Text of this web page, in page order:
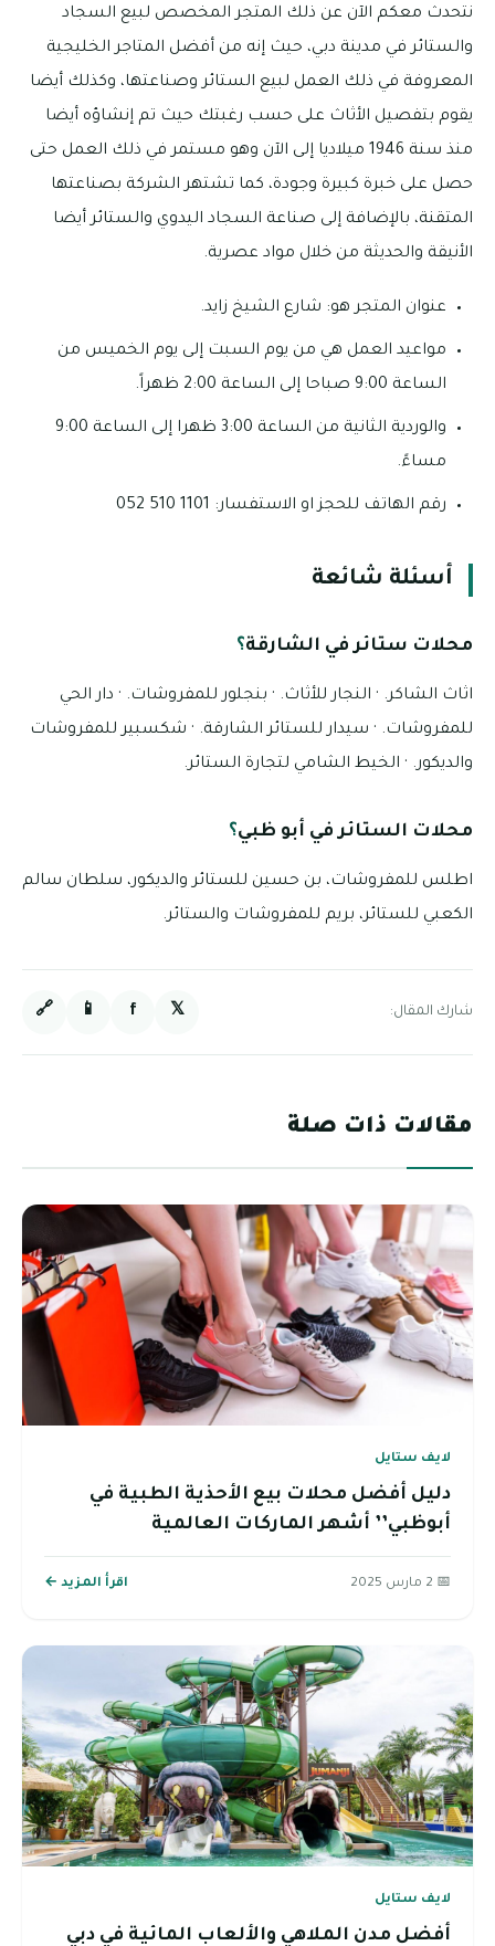
نتحدث معكم الآن عن ذلك المتجر المخصص لبيع السجاد
والستائر في مدينة دبي، حيث إنه من أفضل المتاجر الخليجية
المعروفة في ذلك العمل لبيع الستائر وصناعتها، وكذلك أيضا
يقوم بتفصيل الأثاث على حسب رغبتك حيث تم إنشاؤه أيضا
منذ سنة 1946 ميلاديا إلى الآن وهو مستمر في ذلك العمل حتى
حصل على خبرة كبيرة وجودة، كما تشتهر الشركة بصناعتها
المتقنة، بالإضافة إلى صناعة السجاد اليدوي والستائر أيضا
الأنيقة والحديثة من خلال مواد عصرية.
عنوان المتجر هو: شارع الشيخ زايد.
مواعيد العمل هي من يوم السبت إلى يوم الخميس من
الساعة 9:00 صباحا إلى الساعة 2:00 ظهراً.
والوردية الثانية من الساعة 3:00 ظهرا إلى الساعة 9:00
مساءً.
رقم الهاتف للحجز او الاستفسار: 1101 510 052
أسئلة شائعة
محلات ستائر في الشارقة؟
اثاث الشاكر. · النجار للأثاث. · بنجلور للمفروشات. · دار الحي
للمفروشات. · سيدار للستائر الشارقة. · شكسبير للمفروشات
والديكور. · الخيط الشامي لتجارة الستائر.
محلات الستائر في أبو ظبي؟
اطلس للمفروشات، بن حسين للستائر والديكور، سلطان سالم
الكعبي للستائر، بريم للمفروشات والستائر.
شارك المقال: 𝕏
f
📱
🔗
مقالات ذات صلة
لايف ستايل
دليل أفضل محلات بيع الأحذية الطبية في
أبوظبي’’ أشهر الماركات العالمية
📅 2 مارس 2025 اقرأ المزيد ←
لايف ستايل
أفضل مدن الملاهي والألعاب المائية في دبي